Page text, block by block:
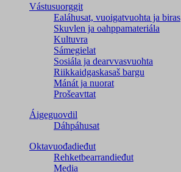
Vástusuorggit
Ealáhusat, vuoigatvuohta ja biras
Skuvlen ja oahppamateriála
Kultuvra
Sámegielat
Sosiála ja dearvvasvuohta
Riikkaidgaskasaš bargu
Mánát ja nuorat
Prošeavttat
Áigeguovdil
Dáhpáhusat
Oktavuođadieđut
Rehketbearrandieđut
Media